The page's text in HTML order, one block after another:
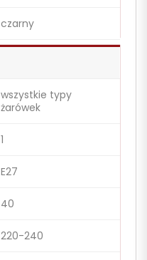
czarny
wszystkie typy
żarówek
1
E27
40
220-240